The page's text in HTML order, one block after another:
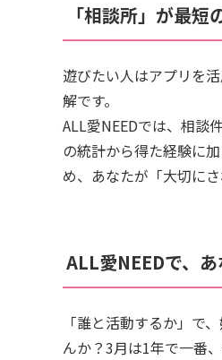
「相談所」が最
遊びたい人はアプリを
解です。
ALL愛NEEDでは、相談
の統計から得た経験に
め、あなたが「大切に
ALL愛NEEDで、
「誰と活動するか」で
んか？3月は1年で一番